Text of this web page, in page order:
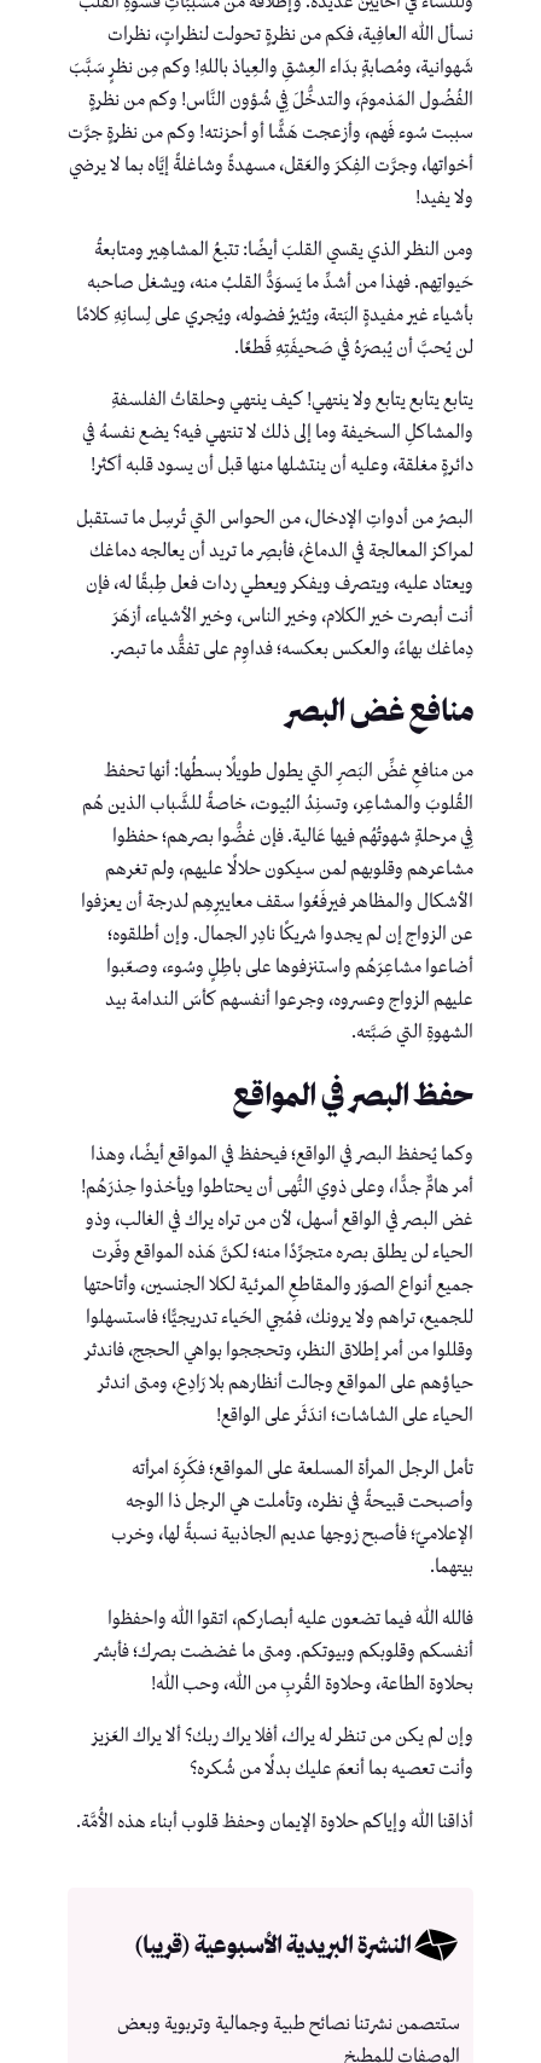
نسأل الله العافِية، فكم من نظرةٍ تحولت لنظراتٍ، نظرات
شَهوانية، ومُصابةٍ بدَاء العِشقِ والعِياذ باللهِ! وكم مِن نظرٍ سَبَّبَ
الفُضُول المَذمومَ، والتدخُّلَ فِي شُؤون النَّاس! وكم من نظرةٍ
سببت سُوء فَهم، وأزعجت هَشًّا أو أحزنته! وكم من نظرةٍ جرَّت
أخواتها، وجرَّت الفِكرَ والعَقل، مسهدةً وشاغلةً إيَّاه بما لا يرضي
ولا يفيد!
ومن النظر الذي يقسي القلبَ أيضًا: تتبعُ المشاهِير ومتابعةُ
حَيواتِهم. فهذا من أشدِّ ما يَسوَدُّ القلبُ منه، ويشغل صاحبه
بأشياء غير مفيدةٍ البَتة، ويُثيرُ فضوله، ويُجري على لِسانِهِ كلامًا
لن يُحبَّ أن يُبصرَهُ في صَحيفَتِهِ قَطعًا.
يتابع يتابع يتابع ولا ينتهي! كيف ينتهي وحلقاتُ الفلسفةِ
والمشاكلِ السخيفة وما إلى ذلك لا تنتهي فيه؟ يضع نفسهُ في
دائرةٍ مغلقة، وعليه أن ينتشلها منها قبل أن يسود قلبه أكثر!
البصرُ من أدواتِ الإدخال، من الحواس التي تُرسِل ما تستقبل
لمراكز المعالجة في الدماغ، فأبصِر ما تريد أن يعالجه دماغك
ويعتاد عليه، ويتصرف ويفكر ويعطي ردات فعل طِبقًا له، فإن
أنت أبصرت خير الكلام، وخير الناس، وخير الأشياء، أزهَرَ
دِماغك بهاءً، والعكس بعكسه؛ فداوِم على تفقُّد ما تبصر.
منافع غض البصر
من منافعِ غضِّ البَصرِ التي يطول طويلًا بسطُها: أنها تحفظ
القُلوبَ والمشاعِر، وتسنِدُ البُيوت، خاصةً للشَّباب الذين هُم
فِي مرحلةٍ شهوتُهُم فيها عَالية. فإن غضُّوا بصرهم؛ حفظوا
مشاعرهم وقلوبهم لمن سيكون حلالًا عليهم، ولم تغرهم
الأشكال والمظاهر فيرفَعُوا سقف معاييرِهِم لدرجة أن يعزفوا
عن الزواج إن لم يجدوا شريكًا نادِر الجمال. وإن أطلقوه؛
أضاعوا مشاعِرَهُم واستنزفوها على باطِلٍ وسُوء، وصعّبوا
عليهم الزواج وعسروه، وجرعوا أنفسهم كأسَ الندامة بيد
الشهوةِ التي صَبَّته.
حفظ البصر في المواقع
وكما يُحفظ البصر في الواقع؛ فيحفظ في المواقع أيضًا، وهذا
أمر هامٌّ جدًّا، وعلى ذوي النُّهى أن يحتاطوا ويأخذوا حِذرَهُم!
غض البصر في الواقع أسهل، لأن من تراه يراك في الغالب، وذو
الحياء لن يطلق بصره متجرِّدًا منه؛ لكنَّ هَذه المواقع وفّرت
جميع أنواع الصوَر والمقاطعِ المرئية لكلا الجنسين، وأتاحتها
للجميع، تراهم ولا يرونك، فمُحِي الحَياء تدريجيًّا؛ فاستسهلوا
وقللوا من أمر إطلاق النظر، وتحججوا بواهي الحجج، فاندثر
حياؤهم على المواقع وجالت أنظارهم بلا رَادِع، ومتى اندثر
الحياء على الشاشات؛ اندَثَر على الواقع!
تأمل الرجل المرأة المسلعة على المواقع؛ فكَرِهَ امرأته
وأصبحت قبيحةً في نظره، وتأملت هي الرجل ذا الوجه
الإعلاميّ؛ فأصبح زوجها عديم الجاذبية نسبةً لها، وخرب
بيتهما.
فالله الله فيما تضعون عليه أبصاركم، اتقوا الله واحفظوا
أنفسكم وقلوبكم وبيوتكم. ومتى ما غضضت بصرك؛ فأبشر
بحلاوة الطاعة، وحلاوة القُربِ من الله، وحب الله!
وإن لم يكن من تنظر له يراك، أفلا يراك ربك؟ ألا يراك العَزيز
وأنت تعصيه بما أنعمَ عليك بدلًا من شُكره؟
أذاقنا الله وإياكم حلاوة الإيمان وحفظ قلوب أبناء هذه الأُمَّة.
النشرة البريدية الأسبوعية (قريبا)
ستتصمن نشرتنا نصائح طبية وجمالية وتربوية وبعض
الوصفات للمطبخ